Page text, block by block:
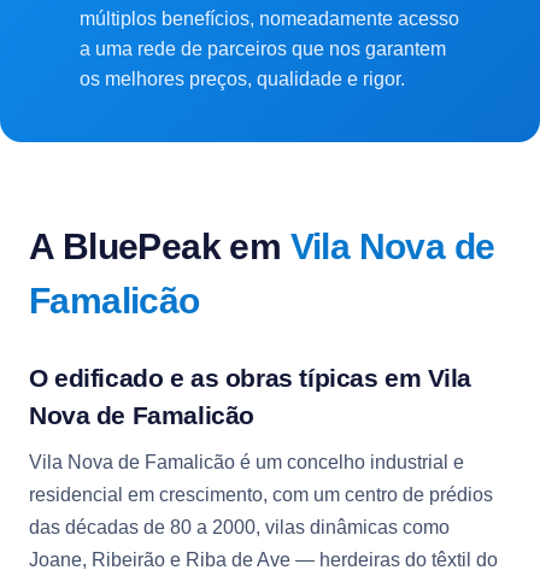
múltiplos benefícios, nomeadamente acesso
a uma rede de parceiros que nos garantem
os melhores preços, qualidade e rigor.
A BluePeak em Vila Nova de
Famalicão
O edificado e as obras típicas em Vila
Nova de Famalicão
Vila Nova de Famalicão é um concelho industrial e
residencial em crescimento, com um centro de prédios
das décadas de 80 a 2000, vilas dinâmicas como
Joane, Ribeirão e Riba de Ave — herdeiras do têxtil do